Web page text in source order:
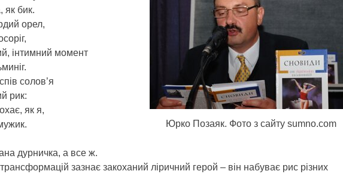
Юрко Позаяк. Фото з сайту sumno.com
як бик.
орел,
інтимний момент
солов’я
рик:
як я,
дурничка, а все ж.
зазнає закоханий ліричний герой – він набуває рис різних